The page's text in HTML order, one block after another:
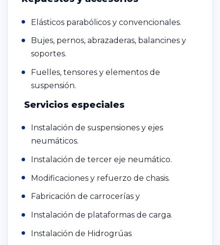
Elásticos parabólicos y convencionales.
Bujes, pernos, abrazaderas, balancines y
soportes.
Fuelles, tensores y elementos de
suspensión.
Servicios especiales
Instalación de suspensiones y ejes
neumáticos.
Instalación de tercer eje neumático.
Modificaciones y refuerzo de chasis.
Fabricación de carrocerías y
Instalación de plataformas de carga.
Instalación de Hidrogrúas